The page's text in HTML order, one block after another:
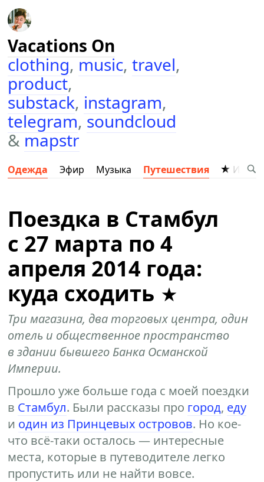
Vacations On
clothing,music,travel,
product,
substack, instagram,
telegram,soundcloud
&mapstr
Одежда Эфир Музыка Путешествия
Поездка в Cтамбул
с 27 марта по 4
апреля 2014 года:
куда сходить
Три магазина, два торговых центра, один
отель и общественное пространство
в здании бывшего Банка Османской
Империи.
Прошло уже больше года с моей поездки
в Стамбул. Были рассказы про город, еду
и один из Принцевых островов. Но кое-
что всё-таки осталось — интересные
места, которые в путеводителе легко
пропустить или не найти вовсе.